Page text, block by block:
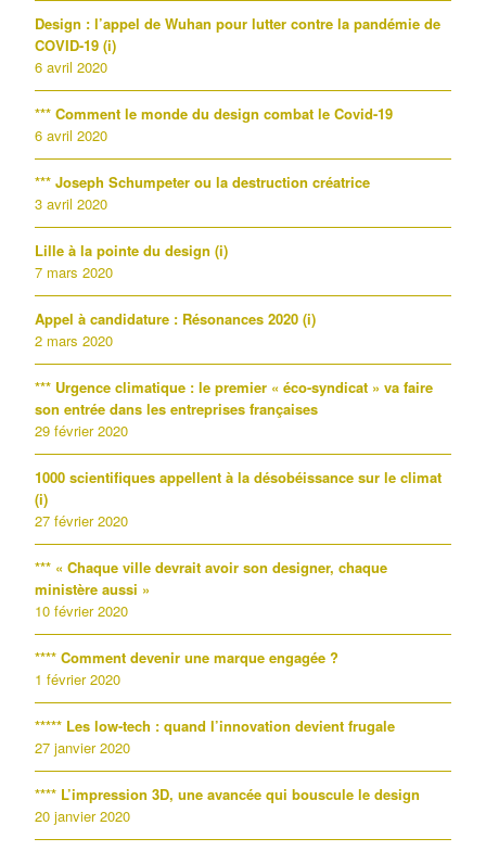
Design : l’appel de Wuhan pour lutter contre la pandémie de
COVID-19 (i)
6 avril 2020
*** Comment le monde du design combat le Covid-19
6 avril 2020
*** Joseph Schumpeter ou la destruction créatrice
3 avril 2020
Lille à la pointe du design (i)
7 mars 2020
Appel à candidature : Résonances 2020 (i)
2 mars 2020
*** Urgence climatique : le premier « éco-syndicat » va faire
son entrée dans les entreprises françaises
29 février 2020
1000 scientifiques appellent à la désobéissance sur le climat
(i)
27 février 2020
*** « Chaque ville devrait avoir son designer, chaque
ministère aussi »
10 février 2020
**** Comment devenir une marque engagée ?
1 février 2020
***** Les low-tech : quand l’innovation devient frugale
27 janvier 2020
**** L’impression 3D, une avancée qui bouscule le design
20 janvier 2020